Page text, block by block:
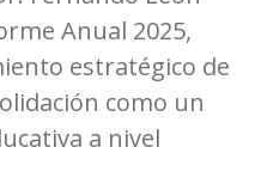
Anual 2025,
estratégico de
como un
a nivel